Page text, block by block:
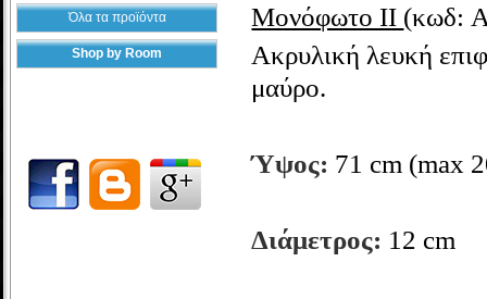
Όλα τα προϊόντα
Shop by Room
Μονόφωτο II (κωδ:
Ακρυλική λευκή
μαύρο.
Ύψος: 71 cm (max
Διάμετρος: 12 cm